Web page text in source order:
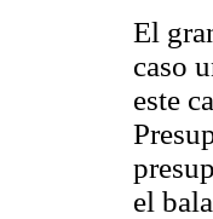
El
caso
este
el